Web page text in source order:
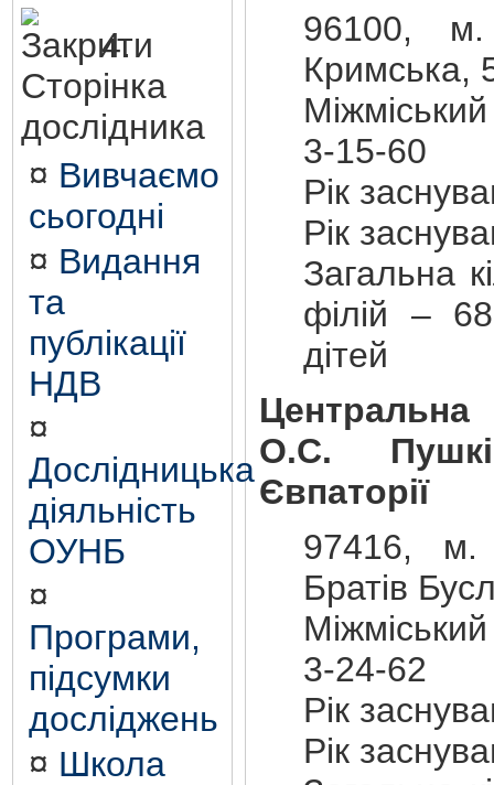
4.
Сторінка
дослідника
¤ Вивчаємо
сьогодні
¤ Видання
та
публікації
НДВ
¤
Дослідницька
діяльність
ОУНБ
¤
Програми,
підсумки
досліджень
¤ Школа
96100,
Кримська,
3-15-60
Рік
Рік
Загальна
філій –
дітей
Центральна
О.С.
Євпаторії
97416, м.
Братів
3-24-62
Рік
Рік